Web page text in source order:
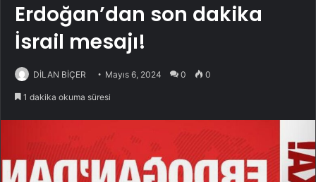
Erdoğan’dan son dakika
İsrail mesajı!
DİLAN BİÇER Mayıs 6, 2024 0 0
1 dakika okuma süresi